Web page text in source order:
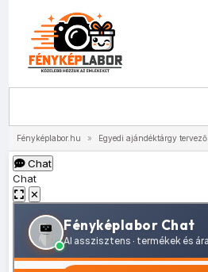
Fényképlabor.hu » Egyedi ajándéktárgy tervező
Chat
Chat
✕